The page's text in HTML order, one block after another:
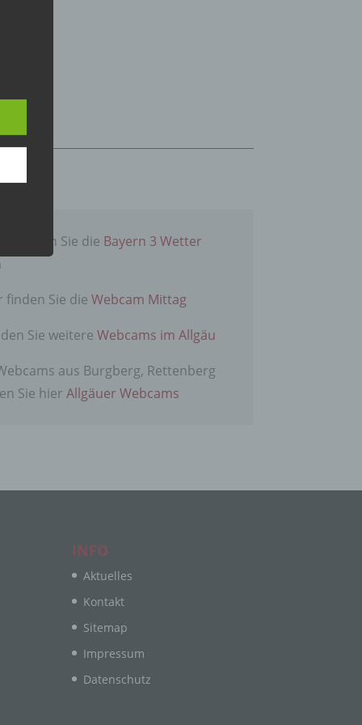
finden Sie die Bayern 3 Wetter
finden Sie die Webcam Mittag
Sie weitere Webcams im Allgäu
aus Burgberg, Rettenberg
Sie hier Allgäuer Webcams
INFO
Aktuelles
Kontakt
Sitemap
Impressum
Datenschutz
das